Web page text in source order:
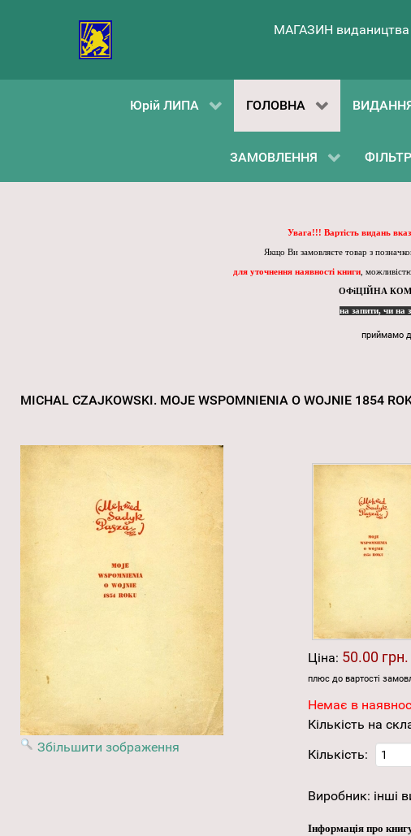
МАГАЗИН
Юрій ЛИПА ГОЛОВНА
ЗАМОВЛЕННЯ
Увага!!! Вартість видань
Якщо Ви замовляєте товар з
для уточнення наявності книги, можливістю
ОФіЦІЙНА
на запити, чи на
приймамо
MICHAL CZAJKOWSKI. MOJE WSPOMNIENIA O WOJNIE 1854
Збільшити зображення
Ціна: 50.00 грн.
плюс до вартості
Немає в
Кількість на
Кількість:
Виробник: інші
Інформація про